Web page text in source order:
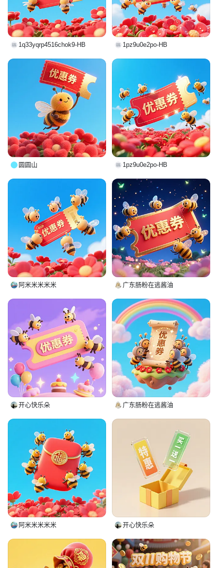
1q33yqrp4516chok9-HB 1pz9u0e2po-HB
圆圆山 1pz9u0e2po-HB
阿米米米米米 广东肠粉在逃酱油
开心快乐朵 广东肠粉在逃酱油
阿米米米米米 开心快乐朵